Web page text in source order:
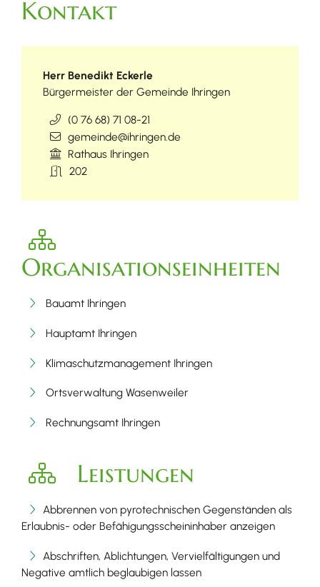
Kontakt
Herr Benedikt Eckerle
Bürgermeister der Gemeinde Ihringen
(0 76 68) 71 08-21
gemeinde@ihringen.de
Rathaus Ihringen
202
Organisationseinheiten
Bauamt Ihringen
Hauptamt Ihringen
Klimaschutzmanagement Ihringen
Ortsverwaltung Wasenweiler
Rechnungsamt Ihringen
Leistungen
Abbrennen von pyrotechnischen Gegenständen als
Erlaubnis- oder Befähigungsscheininhaber anzeigen
Abschriften, Ablichtungen, Vervielfältigungen und
Negative amtlich beglaubigen lassen